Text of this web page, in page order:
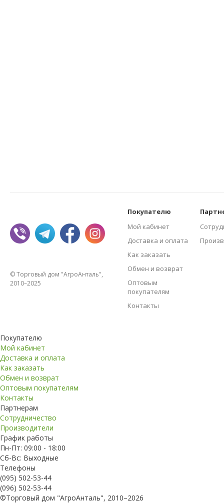
© Торговый дом "АгроАнталь",
2010–2025
Покупателю
Мой кабинет
Доставка и оплата
Как заказать
Обмен и возврат
Оптовым
покупателям
Контакты
Покупателю
Мой кабинет
Доставка и оплата
Как заказать
Обмен и возврат
Оптовым покупателям
Контакты
Партнерам
Сотрудничество
Производители
График работы
Пн-Пт: 09:00 - 18:00
Сб-Вс: Выходные
Телефоны
(095) 502-53-44
(096) 502-53-44
©Торговый дом "АгроАнталь", 2010–2026